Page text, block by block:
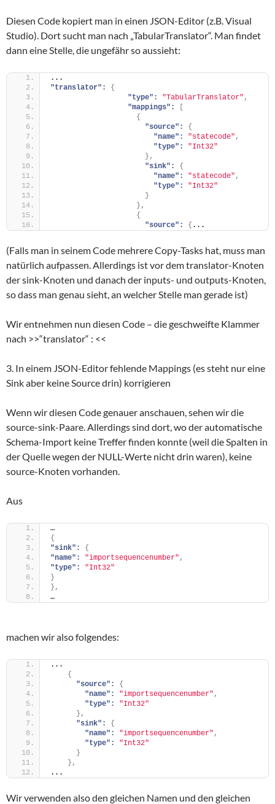
Diesen Code kopiert man in einen JSON-Editor (z.B. Visual
Studio). Dort sucht man nach „TabularTranslator“. Man findet
dann eine Stelle, die ungefähr so aussieht:
...
"translator":
{
"type":
"TabularTranslator" ,
"mappings":
[
{
"source":
{
"name":
"statecode" ,
"type":
"Int32"
} ,
"sink":
{
"name":
"statecode" ,
"type":
"Int32"
}
} ,
{
"source":
{...
(Falls man in seinem Code mehrere Copy-Tasks hat, muss man
natürlich aufpassen. Allerdings ist vor dem translator-Knoten
der sink-Knoten und danach der inputs- und outputs-Knoten,
so dass man genau sieht, an welcher Stelle man gerade ist)
Wir entnehmen nun diesen Code – die geschweifte Klammer
nach >>“translator“ : <<
3. In einem JSON-Editor fehlende Mappings (es steht nur eine
Sink aber keine Source drin) korrigieren
Wenn wir diesen Code genauer anschauen, sehen wir die
source-sink-Paare. Allerdings sind dort, wo der automatische
Schema-Import keine Treffer finden konnte (weil die Spalten in
der Quelle wegen der NULL-Werte nicht drin waren), keine
source-Knoten vorhanden.
Aus
…
{
"sink":
{
"name":
"importsequencenumber" ,
"type":
"Int32"
}
} ,
…
machen wir also folgendes:
...
{
"source":
{
"name":
"importsequencenumber" ,
"type":
"Int32"
} ,
"sink":
{
"name":
"importsequencenumber" ,
"type":
"Int32"
}
} ,
...
Wir verwenden also den gleichen Namen und den gleichen